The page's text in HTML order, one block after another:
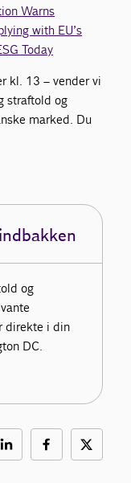
Warns
with EU’s
Today
kl. 13 – vender vi
straftold og
marked. Du
og
direkte i din
DC.